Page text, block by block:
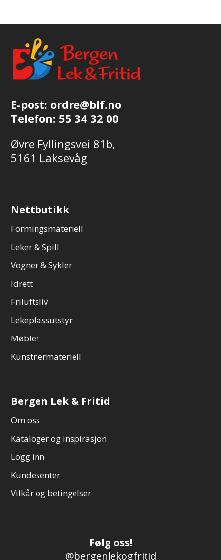
E-post: ordre@blf.no
Telefon: 55 34 32 00
Øvre Fyllingsvei 81b,
5161 Laksevåg
Nettbutikk
Formingsmateriell
Leker & Spill
Vogner & Sykler
Idrett
Friluftsliv
Lekeplassutstyr
Møbler
Kunstnermateriell
Bergen Lek & Fritid
Om oss
Kataloger og inspirasjon
Logg inn
Kundesenter
Vilkår og betingelser
Følg oss!
@bergenlekogfritid